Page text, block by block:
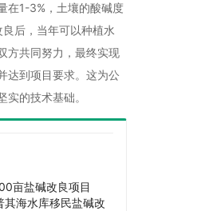
在1-3%，土壤的酸碱度
后，当年可以种植水
方共同努力，最终实现
达到项目要求。这为公
的技术基础。
亩盐碱改良项目
其海水库移民盐碱改